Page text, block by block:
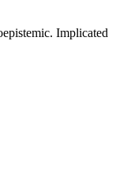
Implicated